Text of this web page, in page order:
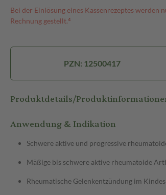
Bei der Einlösung eines Kassenrezeptes werden
Rechnung gestellt.⁴
PZN: 12500417
Produktdetails/
Anwendung & Indikation
Schwere aktive und progressive
Mäßige bis schwere aktive rheumatoide
Rheumatische Gelenkentzündung im